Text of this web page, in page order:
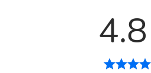
4.8